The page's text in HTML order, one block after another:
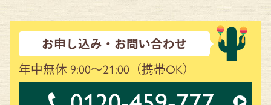
お申し込み・お問い合わせ
年中無休 9:00～21:00 （携帯OK）